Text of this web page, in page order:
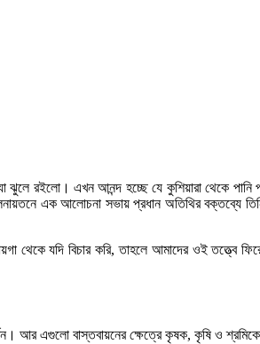
ঝুলে রইলো। এখন আনন্দ হচ্ছে যে কুশিয়ারা থেকে পানি
এক আলোচনা সভায় প্রধান অতিথির বক্তব্যে
যদি বিচার করি, তাহলে আমাদের ওই তত্ত্বে
আর এগুলো বাস্তবায়নের ক্ষেত্রে কৃষক, কৃষি ও